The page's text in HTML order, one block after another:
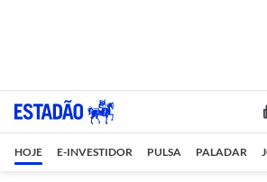
HOJE E-INVESTIDOR PULSA PALADAR